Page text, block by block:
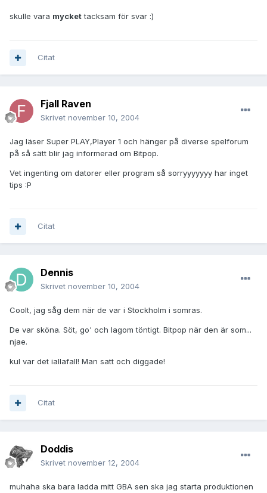
skulle vara myckettacksam för svar :)
Citat
Fjall Raven
Skrivet november 10, 2004
Jag läser Super PLAY,Player 1 och hänger på diverse spelforum
på så sätt blir jag informerad om Bitpop.
Vet ingenting om datorer eller program så sorryyyyyyy har inget
tips :P
Citat
Dennis
Skrivet november 10, 2004
Coolt, jag såg dem när de var i Stockholm i somras.
De var sköna. Söt, go' och lagom töntigt. Bitpop när den är som...
njae.
kul var det iallafall! Man satt och diggade!
Citat
Doddis
Skrivet november 12, 2004
muhaha ska bara ladda mitt GBA sen ska jag starta produktionen